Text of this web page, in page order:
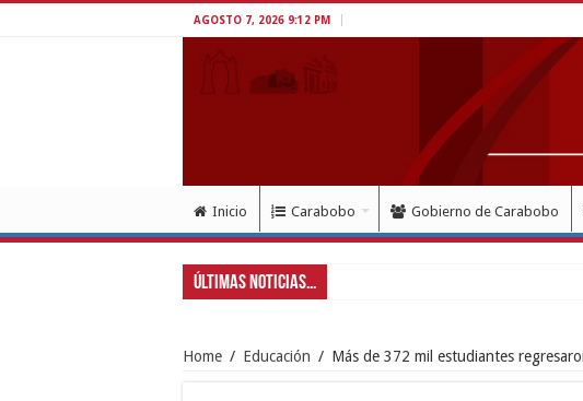
AGOSTO 7, 2026 9:12 PM
Inicio Carabobo Gobierno de Carabobo
Últimas Noticias...
Home / Educación / Más de 372 mil estudiantes